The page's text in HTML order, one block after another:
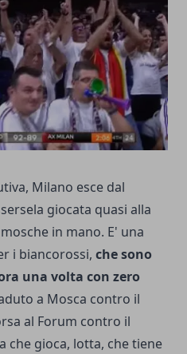
Milano esce dal
giocata quasi alla
in mano. E' una
i biancorossi, che sono
una volta con zero
a Mosca contro il
al Forum contro il
che gioca, lotta, che tiene